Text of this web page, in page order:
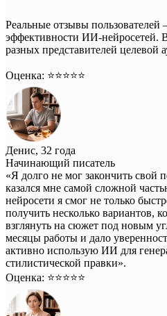
Реальные отзывы пользователей
эффективности ИИ-нейросетей.
разных представителей целевой
Оценка: ⭐️⭐️⭐️⭐️⭐️
Денис, 32 года
Начинающий писатель
«Я долго не мог закончить свой
казался мне самой сложной
нейросети я смог не только
получить несколько вариантов,
взглянуть на сюжет под новым
месяцы работы и дало
активно использую ИИ для
стилистической правки».
Оценка: ⭐️⭐️⭐️⭐️⭐️